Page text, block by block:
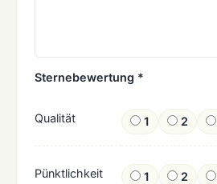
Sternebewertung *
Qualität 1 2
Pünktlichkeit 1 2